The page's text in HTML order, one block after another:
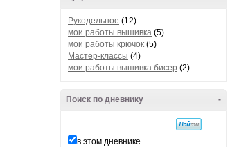
Рукодельное (12)
мои работы вышивка (5)
мои работы крючок (5)
Мастер-классы (4)
мои работы вышивка бисер (2)
-
Поиск по дневнику
в этом дневнике